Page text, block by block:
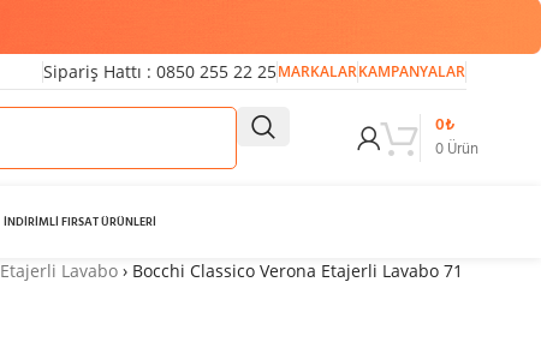
Sipariş Hattı : 0850 255 22 25MARKALARKAMPANYALAR
0Ürün
0₺
İNDİRİMLİ FIRSAT ÜRÜNLERİ
Etajerli Lavabo› Bocchi Classico Verona Etajerli Lavabo 71